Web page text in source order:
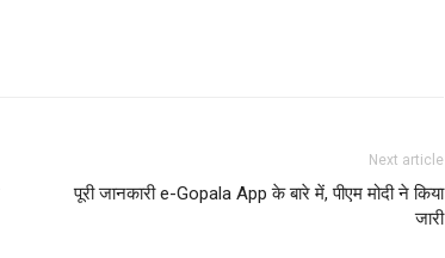
Next article
पूरी जानकारी e-Gopala App के बारे में, पीएम मोदी ने किया
जारी